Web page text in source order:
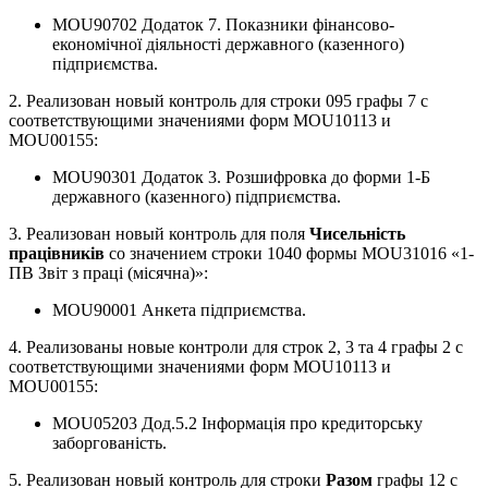
MOU90702 Додаток 7. Показники фінансово-
економічної діяльності державного (казенного)
підприємства.
2. Реализован новый контроль для строки 095 графы 7 с
соответствующими значениями форм MOU10113 и
MOU00155:
MOU90301 Додаток 3. Розшифровка до форми 1-Б
державного (казенного) підприємства.
3. Реализован новый контроль для поля Чисельність
працівників со значением строки 1040 формы MOU31016 «1-
ПВ Звіт з праці (місячна)»:
MOU90001 Анкета підприємства.
4. Реализованы новые контроли для строк 2, 3 та 4 графы 2 с
соответствующими значениями форм MOU10113 и
MOU00155:
MOU05203 Дод.5.2 Інформація про кредиторську
заборгованість.
5. Реализован новый контроль для строки Разом графы 12 с